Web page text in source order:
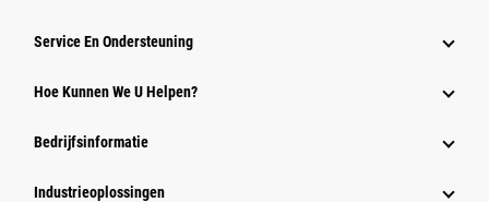
Service En Ondersteuning
Hoe Kunnen We U Helpen?
Bedrijfsinformatie
Industrieoplossingen